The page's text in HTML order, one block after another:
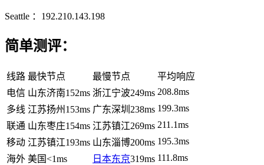
Seattle ：192.210.143.198
简单测评：
线路 最快节点 最慢节点
平均响应
电信 山东济南152ms 浙江宁波249ms 208.8ms
多线 江苏扬州 153ms 广东深圳 238ms 199.3ms
联通 山东枣庄154ms 江苏镇江269ms 211.1ms
移动 江苏镇江193ms 山东淄博200ms 195.3ms
海外 美国<1ms 日本东京319ms 111.8ms